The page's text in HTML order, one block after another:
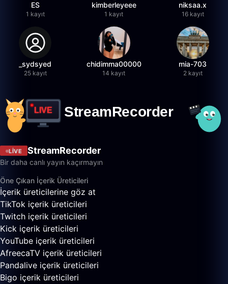
ES
1 kayıt
kimberleyeee
1 kayıt
niksaa.x
16 kayıt
_sydsyed
25 kayıt
chidimma00000
14 kayıt
mia-703
2 kayıt
LIVE StreamRecorder
Bir daha canlı yayın kaçırmayın
Öne Çıkan İçerik Üreticileri
İçerik üreticilerine göz at
TikTok içerik üreticileri
Twitch içerik üreticileri
Kick içerik üreticileri
YouTube içerik üreticileri
AfreecaTV içerik üreticileri
Pandalive içerik üreticileri
Bigo içerik üreticileri